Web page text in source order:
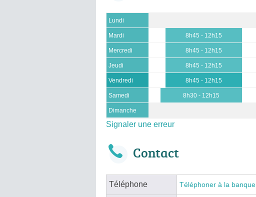
Lundi
Mardi 8h45 - 12h15
Mercredi 8h45 - 12h15
Jeudi 8h45 - 12h15
Vendredi 8h45 - 12h15
Samedi 8h30 - 12h15
Dimanche
Signaler une erreur
Contact
Téléphone Téléphoner à la banque